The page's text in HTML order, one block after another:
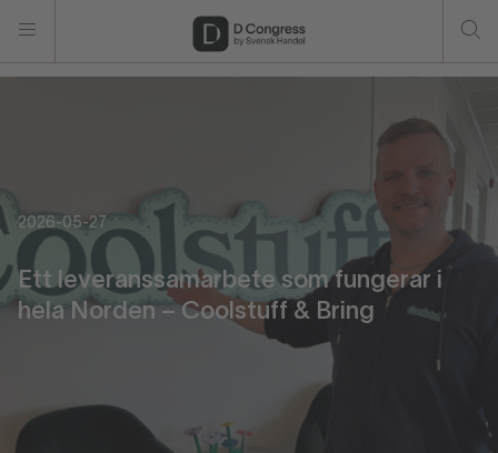
2026-05-27
Ett leveranssamarbete som fungerar i
hela Norden – Coolstuff & Bring